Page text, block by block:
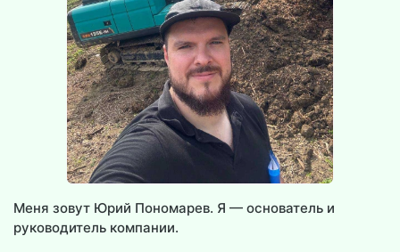
Меня зовут Юрий Пономарев. Я — основатель и
руководитель компании.